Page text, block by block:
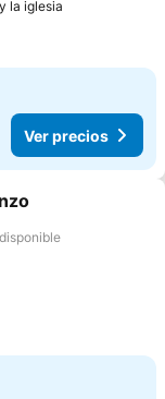
la iglesia
Ver precios